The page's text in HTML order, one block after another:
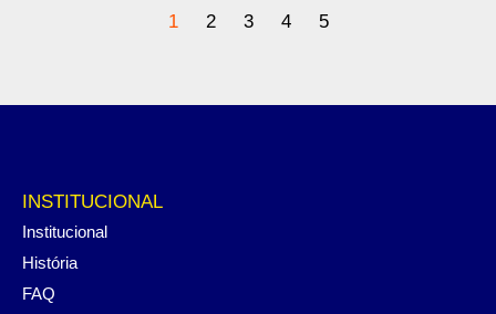
1 2 3 4 5
INSTITUCIONAL
Institucional
História
FAQ